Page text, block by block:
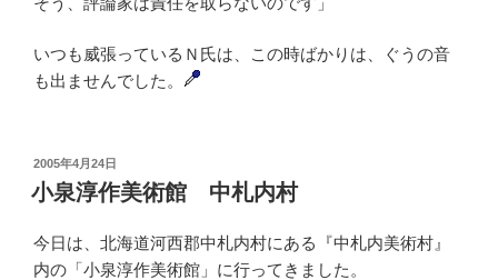
いつも威張っているＮ氏は、この時ばかりは、ぐうの音
も出ませんでした。
投
稿
日:
2005年4月24日
小泉淳作美術館 中札内村
今日は、北海道河西郡中札内村にある『中札内美術村』
内の「小泉淳作美術館」に行ってきました。